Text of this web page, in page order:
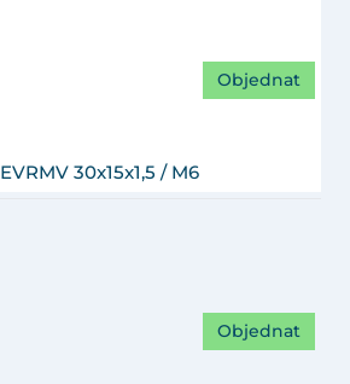
EVRMV 30x15x1,5 / M6
Objednat
Objednat